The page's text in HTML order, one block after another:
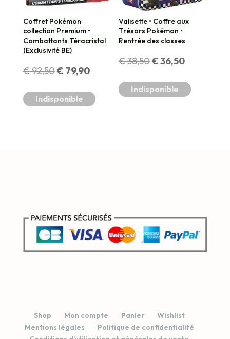
Coffret Pokémon
collection Premium •
Combattants Téracristal
(Exclusivité BE)
€92,50Le
prix
€ 79,90Le
prix
Indisponible
Valisette • Coffre aux
Trésors Pokémon •
Rentrée des classes
€38,50Le
prix
€36,50Le
prix
Indisponible
Shop Mon compte Panier
Wishlist
Mentions légales
Politique de confidentialité